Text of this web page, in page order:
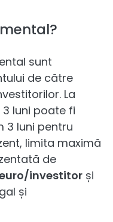
sunt
de către
La
luni poate fi
3 luni pentru
limita maximă
de
investitor și
și